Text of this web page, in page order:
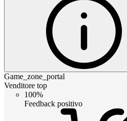
Game_zone_portal
Venditore top
100%
Feedback positivo